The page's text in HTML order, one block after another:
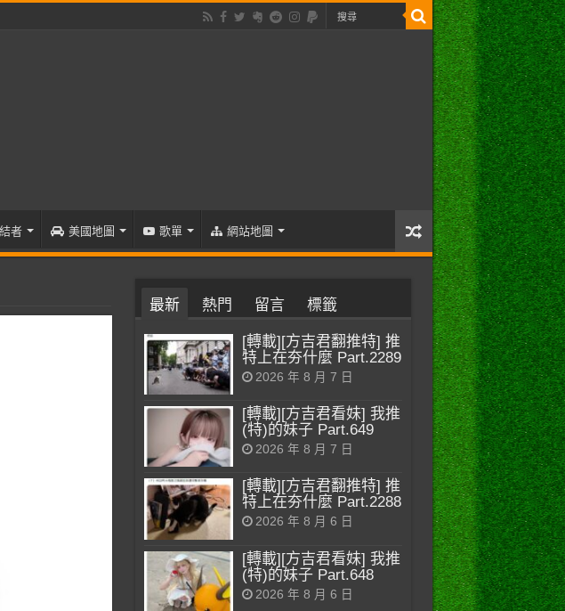
者 美國地圖 歌單 網站地圖
最新 熱門 留言 標籤
[轉載][方吉君翻推特] 推
特上在夯什麼 Part.2289
2026 年 8 月 7 日
[轉載][方吉君看妹] 我推
(特)的妹子 Part.649
2026 年 8 月 7 日
[轉載][方吉君翻推特] 推
特上在夯什麼 Part.2288
2026 年 8 月 6 日
[轉載][方吉君看妹] 我推
(特)的妹子 Part.648
2026 年 8 月 6 日